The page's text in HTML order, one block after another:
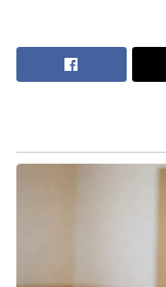
ബാരക്കുകളിലും
ഗ്രാമീണ
വാരണാസി
ഏറ്റെടുത്ത
തറക്കല്ലിടൽ